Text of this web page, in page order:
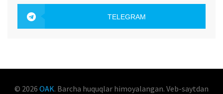
TELEGRAM
© 2026 OAK. Barcha huquqlar himoyalangan. Veb-saytdan